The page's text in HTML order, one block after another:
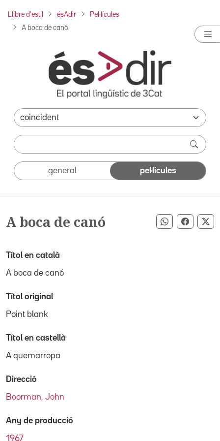
Llibre d'estil ésAdir Pel·lícules
A boca de canó
general pel·lícules
A boca de canó Compartir
Títol en català
A boca de canó
Títol original
Point blank
Títol en castellà
A quemarropa
Direcció
Boorman, John
Any de producció
1967